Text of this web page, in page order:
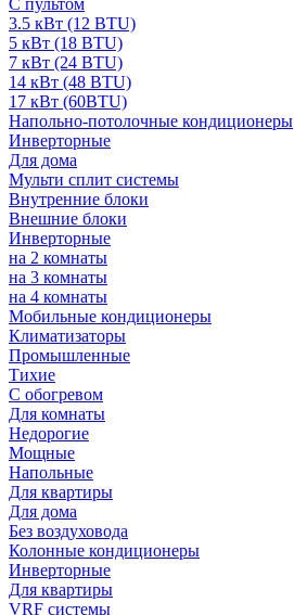
С пультом
3.5 кВт (12 BTU)
5 кВт (18 BTU)
7 кВт (24 BTU)
14 кВт (48 BTU)
17 кВт (60BTU)
Напольно-потолочные кондиционеры
Инверторные
Для дома
Мульти сплит системы
Внутренние блоки
Внешние блоки
Инверторные
на 2 комнаты
на 3 комнаты
на 4 комнаты
Мобильные кондиционеры
Климатизаторы
Промышленные
Тихие
С обогревом
Для комнаты
Недорогие
Мощные
Напольные
Для квартиры
Для дома
Без воздуховода
Колонные кондиционеры
Инверторные
Для квартиры
VRF системы